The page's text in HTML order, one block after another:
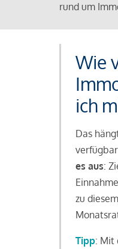
rund um
Wie
ich
Das
es aus:
zu
Tipp: Mit